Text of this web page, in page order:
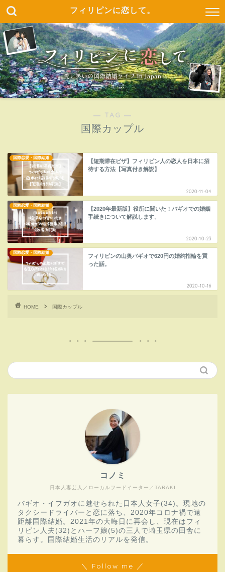
フィリピンに恋して。
― TAG ―
国際カップル
国際恋愛・国際結婚
【短期滞在ビザ】フィリピン人の恋人を日本に招
待する方法【写真付き解説】
2020-11-04
国際恋愛・国際結婚
【2020年最新版】役所に聞いた！バギオでの婚姻
手続きについて解説します。
2020-10-23
国際恋愛・国際結婚
フィリピンの山奥バギオで620円の婚約指輪を買
った話。
2020-10-16
HOME 国際カップル
日本人妻芸人／ローカルフードイーター／TARAKI
コノミ
バギオ・イフガオに魅せられた日本人女子(34)。現地の
タクシードライバーと恋に落ち、2020年コロナ禍で遠
距離国際結婚。2021年の大晦日に再会し、現在はフィ
リピン人夫(32)とハーフ娘(5)の三人で埼玉県の田舎に
暮らす。国際結婚生活のリアルを発信。
＼ Follow me ／